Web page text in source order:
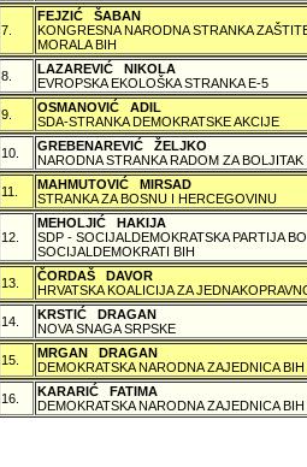
7.
FEJZIĆ ŠABAN
KONGRESNA NARODNA STRANKA
MORALA BIH
8.
LAZAREVIĆ NIKOLA
EVROPSKA EKOLOŠKA STRANKA E-5
9.
OSMANOVIĆ ADIL
SDA-STRANKA DEMOKRATSKE AKCIJE
10.
GREBENAREVIĆ ŽELJKO
NARODNA STRANKA RADOM ZA BOLJITAK
11.
MAHMUTOVIĆ MIRSAD
STRANKA ZA BOSNU I HERCEGOVINU
12.
MEHOLJIĆ HAKIJA
SDP - SOCIJALDEMOKRATSKA PARTIJA
SOCIJALDEMOKRATI BIH
13.
ČORDAŠ DAVOR
HRVATSKA KOALICIJA ZA
14.
KRSTIĆ DRAGAN
NOVA SNAGA SRPSKE
15.
MRGAN DRAGAN
DEMOKRATSKA NARODNA ZAJEDNICA BIH
16.
KARARIĆ FATIMA
DEMOKRATSKA NARODNA ZAJEDNICA BIH